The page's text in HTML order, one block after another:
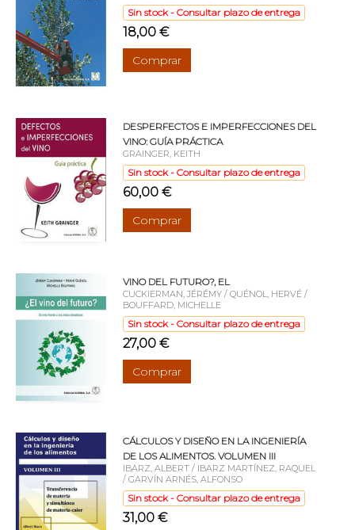
Sin stock - Consultar plazo de entrega
18,00 €
Comprar
DESPERFECTOS E IMPERFECCIONES DEL
VINO: GUÍA PRÁCTICA
GRAINGER, KEITH
Sin stock - Consultar plazo de entrega
60,00 €
Comprar
VINO DEL FUTURO?, EL
CUCKIERMAN, JÉRÉMY / QUÉNOL, HERVÉ /
BOUFFARD, MICHELLE
Sin stock - Consultar plazo de entrega
27,00 €
Comprar
CÁLCULOS Y DISEÑO EN LA INGENIERÍA
DE LOS ALIMENTOS. VOLUMEN III
IBARZ, ALBERT / IBARZ MARTÍNEZ, RAQUEL
/ GARVÍN ARNÉS, ALFONSO
Sin stock - Consultar plazo de entrega
31,00 €